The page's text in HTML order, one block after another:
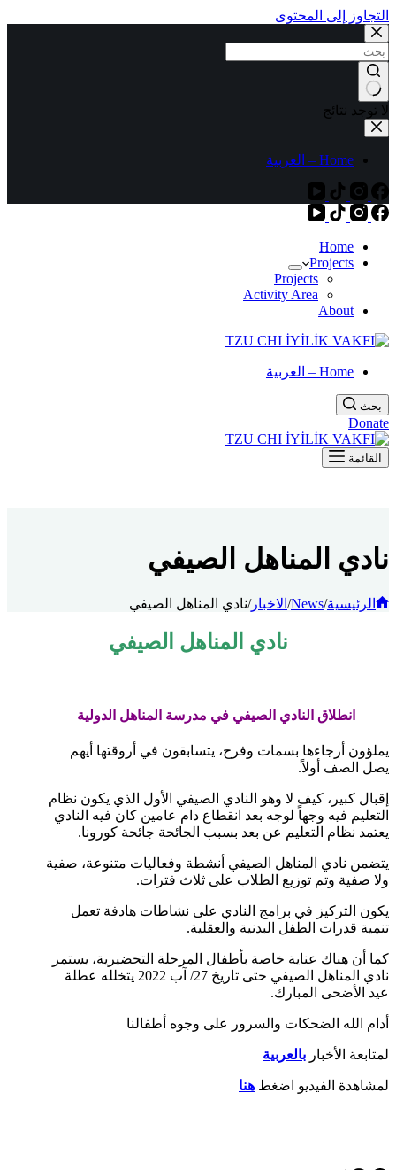
التجاوز إلى المحتوى
لا توجد نتائج
Home – العربية
Home
Projects
Projects
Activity Area
About
Home – العربية
بحث
Donate
القائمة
نادي المناهل الصيفي
الرئيسية/
News
/ الاخبار/نادي المناهل الصيفي
نادي المناهل الصيفي
انطلاق النادي الصيفي في مدرسة المناهل الدولية
يملؤون أرجاءها بسمات وفرح، يتسابقون في أروقتها أيهم
يصل الصف أولاً.
إقبال كبير، كيف لا وهو النادي الصيفي الأول الذي يكون نظام
التعليم فيه وجهاً لوجه بعد انقطاع دام عامين كان فيه النادي
يعتمد نظام التعليم عن بعد بسبب الجائحة جائحة كورونا.
يتضمن نادي المناهل الصيفي أنشطة وفعاليات متنوعة، صفية
ولا صفية وتم توزيع الطلاب على ثلاث فترات.
يكون التركيز في برامج النادي على نشاطات هادفة تعمل
تنمية قدرات الطفل البدنية والعقلية.
كما أن هناك عناية خاصة بأطفال المرحلة التحضيرية، يستمر
نادي المناهل الصيفي حتى تاريخ 27/ آب 2022 يتخلله عطلة
عيد الأضحى المبارك.
أدام الله الضحكات والسرور على وجوه أطفالنا
لمتابعة الأخبار بالعربية
لمشاهدة الفيديو اضغط هنا